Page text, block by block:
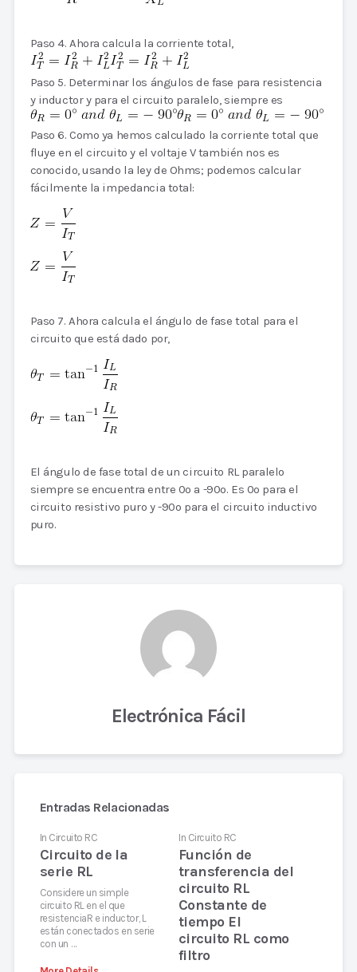
Paso 4. Ahora calcula la corriente total,
Paso 5. Determinar los ángulos de fase para resistencia
y inductor y para el circuito paralelo, siempre es
Paso 6. Como ya hemos calculado la corriente total que
fluye en el circuito y el voltaje V también nos es
conocido, usando la ley de Ohms; podemos calcular
fácilmente la impedancia total:
Paso 7. Ahora calcula el ángulo de fase total para el
circuito que está dado por,
El ángulo de fase total de un circuito RL paralelo
siempre se encuentra entre 0o a -90o. Es 0o para el
circuito resistivo puro y -90o para el circuito inductivo
puro.
Electrónica Fácil
Entradas Relacionadas
In Circuito RC
Circuito de la
serie RL
Considere un simple
circuito RL en el que
resistenciaR e inductor, L
están conectados en serie
con un …
In Circuito RC
Función de
transferencia del
circuito RL
Constante de
tiempo El
circuito RL como
filtro